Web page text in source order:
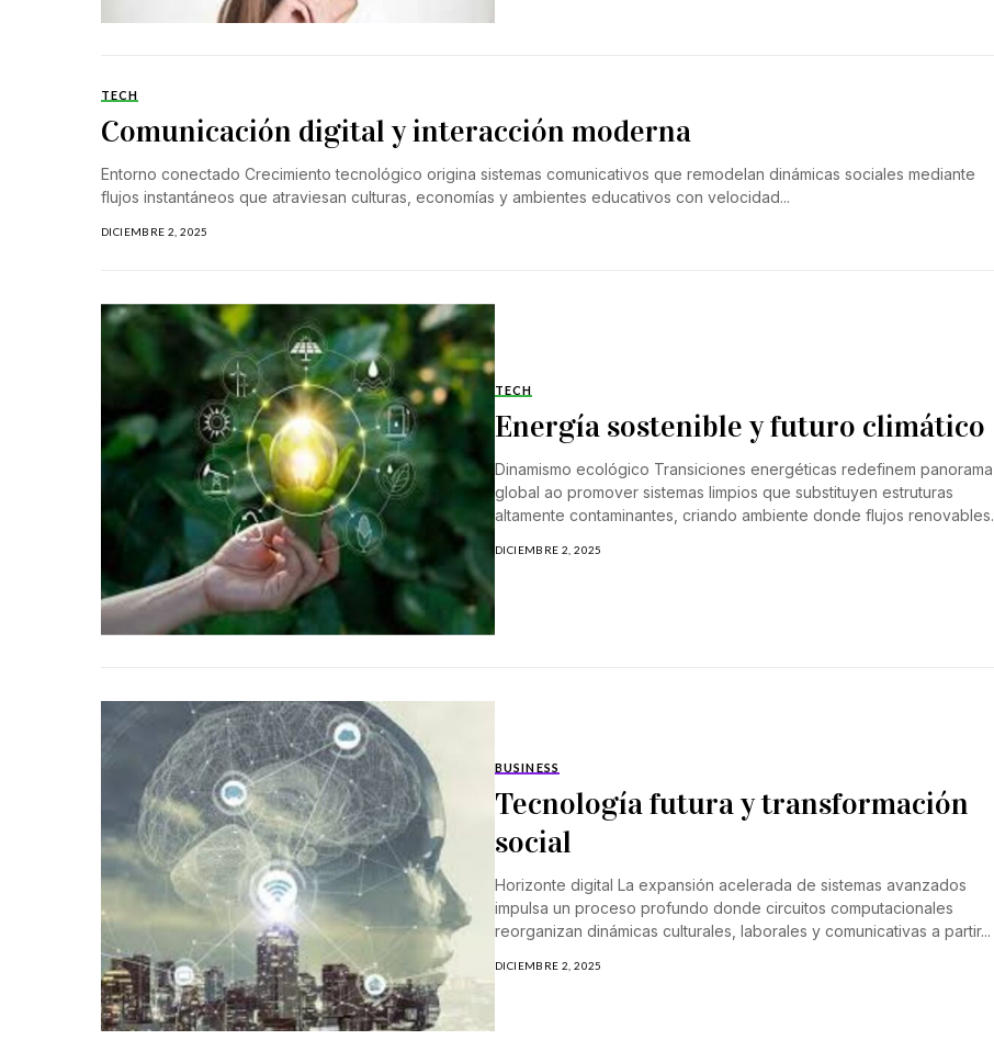
TECH
Comunicación digital y interacción moderna
Entorno conectado Crecimiento tecnológico origina sistemas comunicativos que remodelan dinámicas sociales mediante
flujos instantáneos que atraviesan culturas, economías y ambientes educativos con velocidad...
DICIEMBRE 2, 2025
TECH
Energía sostenible y futuro climático
Dinamismo ecológico Transiciones energéticas redefinem panorama
global ao promover sistemas limpios que substituyen estruturas
altamente contaminantes, criando ambiente donde flujos renovables
DICIEMBRE 2, 2025
BUSINESS
Tecnología futura y transformación
social
Horizonte digital La expansión acelerada de sistemas avanzados
impulsa un proceso profundo donde circuitos computacionales
reorganizan dinámicas culturales, laborales y comunicativas a partir...
DICIEMBRE 2, 2025